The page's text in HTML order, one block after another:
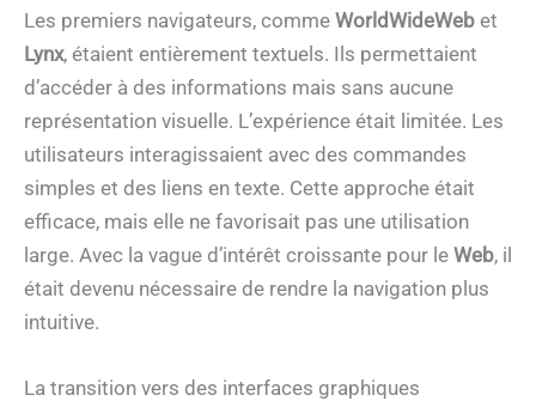
Les premiers navigateurs, comme WorldWideWeb et
Lynx, étaient entièrement textuels. Ils permettaient
d’accéder à des informations mais sans aucune
représentation visuelle. L’expérience était limitée. Les
utilisateurs interagissaient avec des commandes
simples et des liens en texte. Cette approche était
efficace, mais elle ne favorisait pas une utilisation
large. Avec la vague d’intérêt croissante pour le Web, il
était devenu nécessaire de rendre la navigation plus
intuitive.
La transition vers des interfaces graphiques